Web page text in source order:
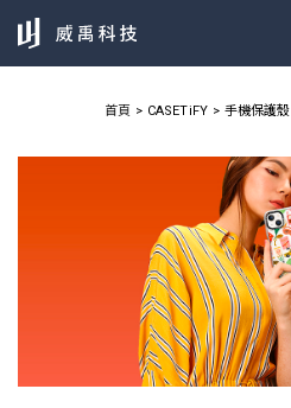
首頁 CASETiFY 手機保護殼